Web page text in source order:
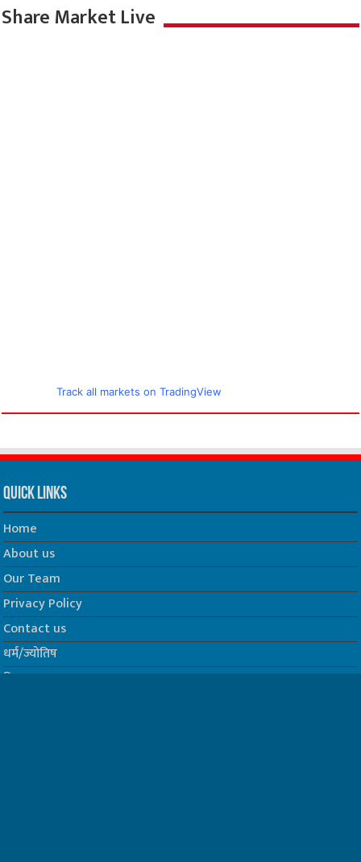
Share Market Live
Track all markets on TradingView
Quick Links
Home
About us
Our Team
Privacy Policy
Contact us
धर्म/ज्योतिष
फिल्म